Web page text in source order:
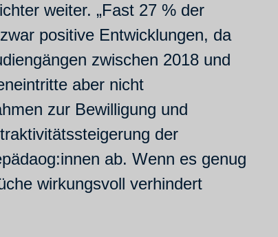
weiter. „Fast 27 % der
positive Entwicklungen, da
zwischen 2018 und
aber nicht
zur Bewilligung und
der
ab. Wenn es genug
wirkungsvoll verhindert